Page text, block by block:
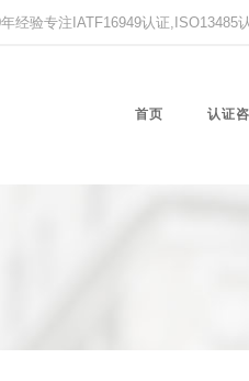
经验专注IATF16949认证
首页 认证